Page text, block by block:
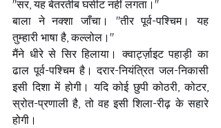
"सर, यह बेतरतीब घसीट नहीं लगता।"
बाला ने नक्शा जाँचा। "तीर पूर्व-पश्चिम। यह
तुम्हारी भाषा है, कल्लोल।"
मैंने धीरे से सिर हिलाया। क्वार्ट्ज़ाइट पहाड़ी का
ढाल पूर्व-पश्चिम है। दरार-नियंत्रित जल-निकासी
इसी दिशा में होगी। यदि कोई छुपी कोठरी, कोटर,
स्रोत-प्रणाली है, तो वह इसी शिला-रीढ़ के सहारे
होगी।